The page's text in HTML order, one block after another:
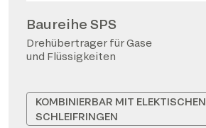
Baureihe SPS
Drehübertrager für Gase
und Flüssigkeiten
KOMBINIERBAR MIT ELEKTISCHEN
SCHLEIFRINGEN